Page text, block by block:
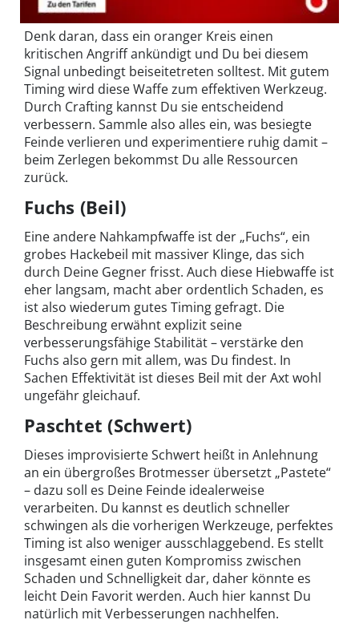
Denk daran, dass ein oranger Kreis einen
kritischen Angriff ankündigt und Du bei diesem
Signal unbedingt beiseitetreten solltest. Mit gutem
Timing wird diese Waffe zum effektiven Werkzeug.
Durch Crafting kannst Du sie entscheidend
verbessern. Sammle also alles ein, was besiegte
Feinde verlieren und experimentiere ruhig damit –
beim Zerlegen bekommst Du alle Ressourcen
zurück.
Fuchs (Beil)
Eine andere Nahkampfwaffe ist der „Fuchs“, ein
grobes Hackebeil mit massiver Klinge, das sich
durch Deine Gegner frisst. Auch diese Hiebwaffe ist
eher langsam, macht aber ordentlich Schaden, es
ist also wiederum gutes Timing gefragt. Die
Beschreibung erwähnt explizit seine
verbesserungsfähige Stabilität – verstärke den
Fuchs also gern mit allem, was Du findest. In
Sachen Effektivität ist dieses Beil mit der Axt wohl
ungefähr gleichauf.
Paschtet (Schwert)
Dieses improvisierte Schwert heißt in Anlehnung
an ein übergroßes Brotmesser übersetzt „Pastete“
– dazu soll es Deine Feinde idealerweise
verarbeiten. Du kannst es deutlich schneller
schwingen als die vorherigen Werkzeuge, perfektes
Timing ist also weniger ausschlaggebend. Es stellt
insgesamt einen guten Kompromiss zwischen
Schaden und Schnelligkeit dar, daher könnte es
leicht Dein Favorit werden. Auch hier kannst Du
natürlich mit Verbesserungen nachhelfen.